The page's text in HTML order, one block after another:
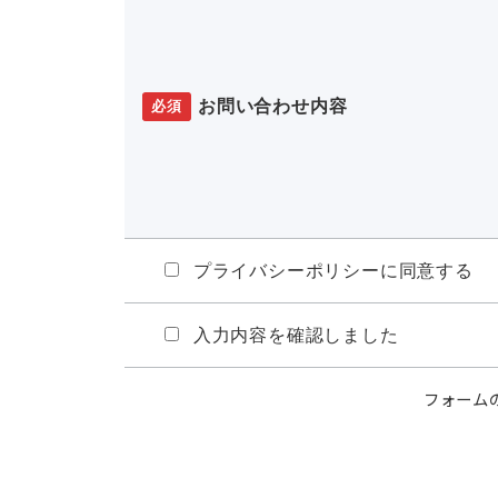
必須 お問い合わせ内容
プライバシーポリシーに同意する
入力内容を確認しました
フォー